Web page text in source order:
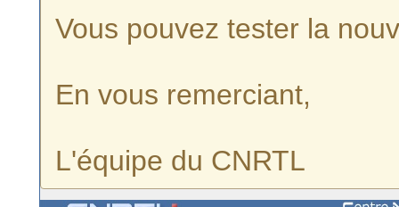
Vous pouvez tester la
En vous remerciant,
L'équipe du CNRTL